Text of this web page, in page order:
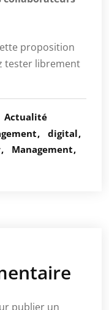
proposition
tester librement
Actualité
digital
Management
publier un